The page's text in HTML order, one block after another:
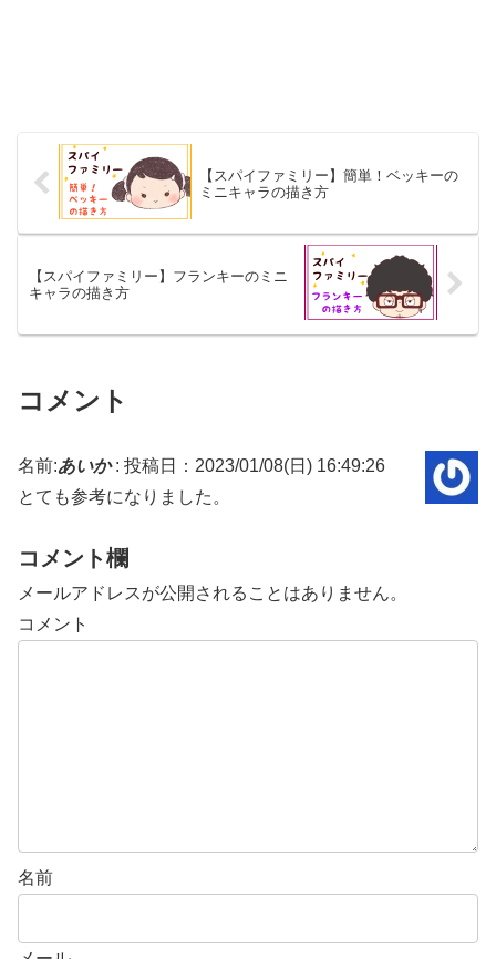
【スパイファミリー】簡単！ベッキーの
ミニキャラの描き方
【スパイファミリー】フランキーのミニ
キャラの描き方
コメント
名前:あいか: 投稿日：2023/01/08(日) 16:49:26
とても参考になりました。
コメント欄
メールアドレスが公開されることはありません。
コメント
名前